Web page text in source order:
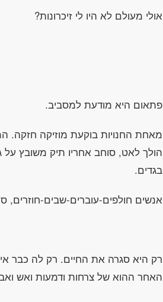
אולי מעולם לא היו לי זיכרונות?
פתאום היא מודעת למסביב.
מאחת החנויות בוקעת מוזיקה חזקה.
הולך לאט, סוחב אחריו תיק משובץ
בגדים.
אנשים חולפים-עוברים-שבים-חוזרים,
רק היא סגרה את החיים. רק לה כבר
האחר ההוא של צרחות ודמעות ואש ואבק